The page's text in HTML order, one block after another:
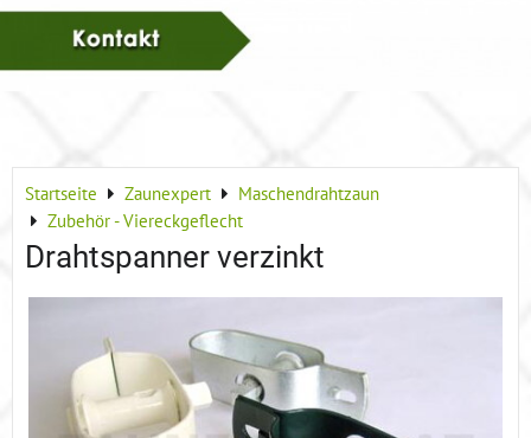
Startseite Zaunexpert
Maschendrahtzaun
Zubehör - Viereckgeflecht
Drahtspanner verzinkt